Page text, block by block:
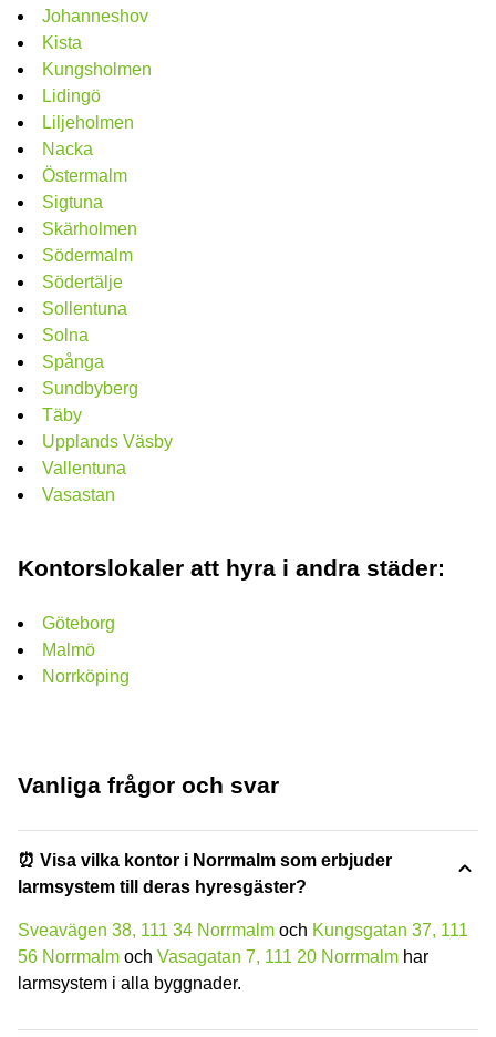
Johanneshov
Kista
Kungsholmen
Lidingö
Liljeholmen
Nacka
Östermalm
Sigtuna
Skärholmen
Södermalm
Södertälje
Sollentuna
Solna
Spånga
Sundbyberg
Täby
Upplands Väsby
Vallentuna
Vasastan
Kontorslokaler att hyra i andra städer:
Göteborg
Malmö
Norrköping
Vanliga frågor och svar
⏰ Visa vilka kontor i Norrmalm som erbjuder
larmsystem till deras hyresgäster?
Sveavägen 38, 111 34 Norrmalm och Kungsgatan 37, 111
56 Norrmalm och Vasagatan 7, 111 20 Norrmalm har
larmsystem i alla byggnader.